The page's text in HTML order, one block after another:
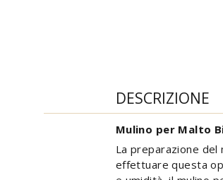
DESCRIZIONE
Mulino per Malto
La preparazione del
effettuare questa